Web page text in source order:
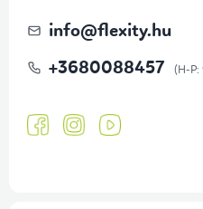
info@flexity.hu
+3680088457